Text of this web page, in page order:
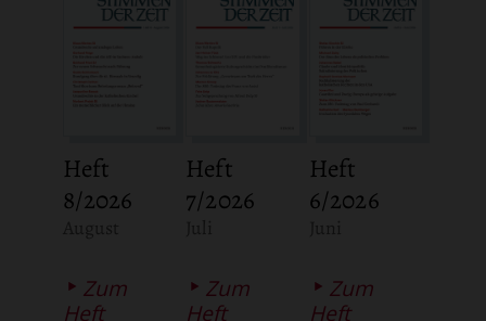
Heft
8/2026
Zum
Heft
Heft
7/2026
Zum
Heft
Heft
6/2026
Zum
Heft